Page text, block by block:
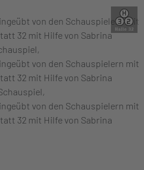
von den Schauspielern mit
32 mit Hilfe von Sabrina
von den Schauspielern mit
32 mit Hilfe von Sabrina
von den Schauspielern mit
32 mit Hilfe von Sabrina